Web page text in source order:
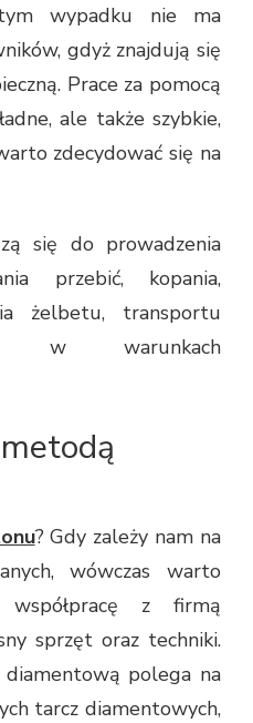
wypadku nie ma
gdyż znajdują się
Prace za pomocą
ale także szybkie,
zdecydować się na
się do prowadzenia
przebić, kopania,
żelbetu, transportu
w warunkach
? Gdy zależy nam na
wówczas warto
z firmą
sprzęt oraz techniki.
polega na
tarcz diamentowych,